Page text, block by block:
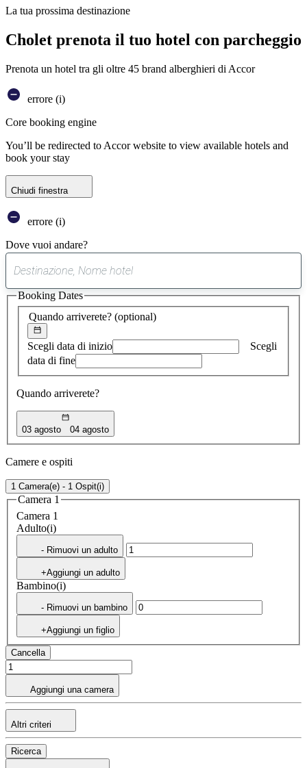
La tua prossima destinazione
Cholet prenota il tuo hotel con parcheggio
Prenota un hotel tra gli oltre 45 brand alberghieri di Accor
errore (i)
Core booking engine
You’ll be redirected to Accor website to view available hotels and
book your stay
Chiudi finestra
errore (i)
Dove vuoi andare?
suggerimento
trovato
Quando arriverete? (optional)
Scegli data di inizio
Scegli
data di fine
Quando arriverete?
03 agosto 04 agosto
Booking Dates
Camere e ospiti
1 Camera(e) - 1 Ospit(i)
Camera 1
Camera 1
Adulto(i)
- Rimuovi un adulto
+Aggiungi un adulto
Bambino(i)
- Rimuovi un bambino
+Aggiungi un figlio
Cancella
Aggiungi una camera
Altri criteri
Ricerca